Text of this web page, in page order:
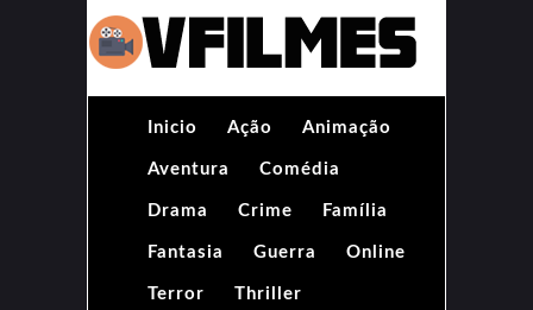
Inicio Ação Animação
Aventura Comédia
Drama Crime Família
Fantasia Guerra Online
Terror Thriller